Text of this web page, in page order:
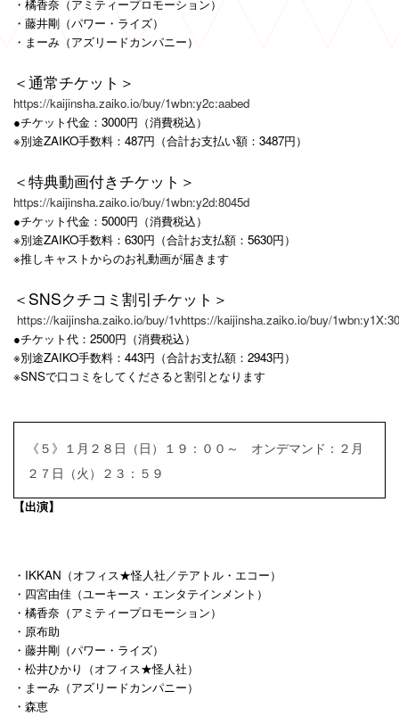
・橘香奈（アミティープロモーション）
・藤井剛（パワー・ライズ）
・まーみ（アズリードカンパニー）
＜通常チケット＞
https://kaijinsha.zaiko.io/buy/1wbn:y2c:aabed
●チケット代金：3000円（消費税込）
※別途ZAIKO手数料：487円（合計お支払い額：3487円）
＜特典動画付きチケット＞
https://kaijinsha.zaiko.io/buy/1wbn:y2d:8045d
●チケット代金：5000円（消費税込）
※別途ZAIKO手数料：630円（合計お支払額：5630円）
※推しキャストからのお礼動画が届きます
＜SNSクチコミ割引チケット＞
https://kaijinsha.zaiko.io/buy/1vhttps://kaijinsha.zaiko.io/buy/
●チケット代：2500円（消費税込）
※別途ZAIKO手数料：443円（合計お支払額：2943円）
※SNSで口コミをしてくださると割引となります
《５》１月２８日（日）１９：００～ オンデマンド：２月
２７日（火）２３：５９
【出演】
・IKKAN（オフィス★怪人社／テアトル・エコー）
・四宮由佳（ユーキース・エンタテインメント）
・橘香奈（アミティープロモーション）
・原布助
・藤井剛（パワー・ライズ）
・松井ひかり（オフィス★怪人社）
・まーみ（アズリードカンパニー）
・森恵